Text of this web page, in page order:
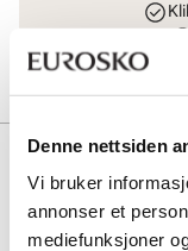
Denne nettsiden
Vi bruker
annonser et
mediefunksjoner
Beskrivelse
Tøffel med motiv fra
tilpasning til